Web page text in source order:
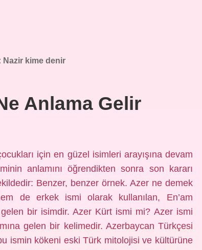
Nazir kime denir
Anlama Gelir
için en güzel isimleri arayışına devam
anlamını öğrendikten sonra son kararı
Benzer, benzer örnek. Azer ne demek
de erkek ismi olarak kullanılan, En’am
bir isimdir. Azer Kürt ismi mi? Azer ismi
gelen bir kelimedir. Azerbaycan Türkçesi
ismin kökeni eski Türk mitolojisi ve kültürüne